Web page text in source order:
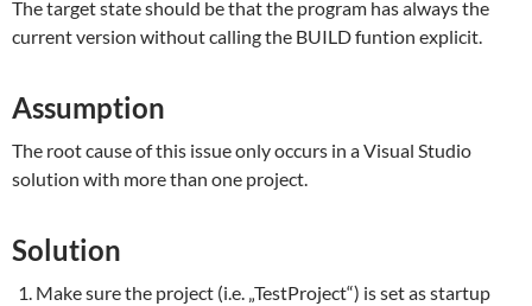
The target state should be that the program has always the
current version without calling the BUILD funtion explicit.
Assumption
The root cause of this issue only occurs in a Visual Studio
solution with more than one project.
Solution
Make sure the project (i.e. „TestProject“) is set as startup